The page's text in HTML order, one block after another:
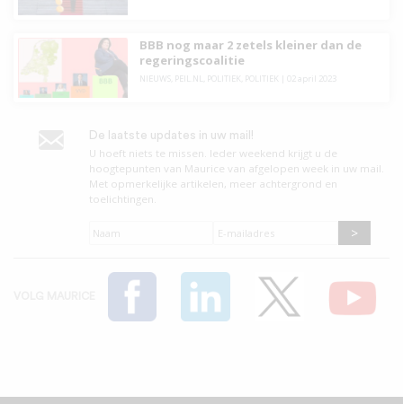
BBB nog maar 2 zetels kleiner dan de
regeringscoalitie
NIEUWS, PEIL.NL POLITIEK POLITIEK 02 april 2023
De laatste updates in uw mail!
U hoeft niets te missen. leder weekend krijgt u de
hoogtepunten van Maurice van afgelopen week in uw mail.
Met opmerkelijke artikelen, meer achtergrond en
toelichtingen.
Naam
E-